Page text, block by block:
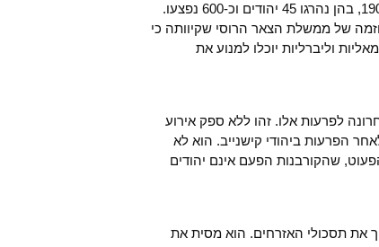
החודש מלאו מאה שנים לפרעות קישנייב, שפרצו באפריל 1903, בהן נהרגו 45 יהודים וכ-600 נפצעו.
של ממשלת הצאר הרוסי שקיוותה כי
וליברליות יוכלו למנוע את
הממשלה האחרונה לפרעות אלו. זהו ללא ספק אירוע
בראש ממשלה יהודית פורעת 100 שנים לאחר הפרעות ביהודי קישנייב. הוא לא
שהקורבנות הפעם אינם יהודים
את תסכולי האזרחים. הוא מסית את